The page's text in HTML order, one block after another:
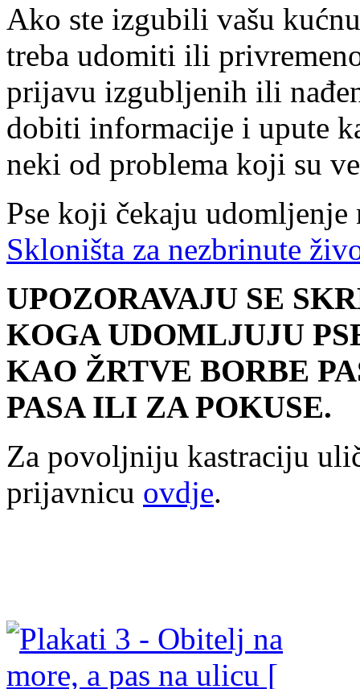
Ako ste izgubili vašu
treba udomiti ili
prijavu izgubljenih ili
dobiti informacije i upute
neki od problema koji su
Pse koji čekaju
Skloništa za nezbrinute
UPOZORAVAJU SE
KOGA UDOMLJUJU
KAO ŽRTVE BORBE
PASA ILI ZA POKUSE.
Za povoljniju kastraciju
prijavnicu ovdje.